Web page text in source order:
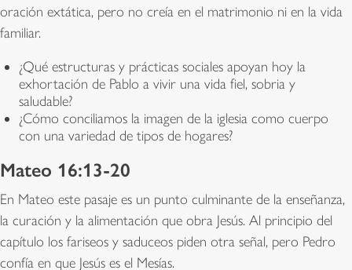
oración extática, pero no creía en el matrimonio ni en la vida
familiar.
¿Qué estructuras y prácticas sociales apoyan hoy la
exhortación de Pablo a vivir una vida fiel, sobria y
saludable?
¿Cómo conciliamos la imagen de la iglesia como cuerpo
con una variedad de tipos de hogares?
Mateo 16:13-20
En Mateo este pasaje es un punto culminante de la enseñanza,
la curación y la alimentación que obra Jesús. Al principio del
capítulo los fariseos y saduceos piden otra señal, pero Pedro
confía en que Jesús es el Mesías.